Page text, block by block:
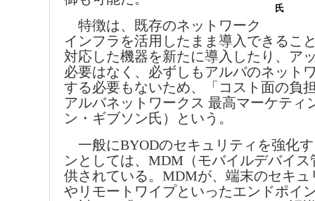
氏
特徴は、既存のネットワーク
インフラを活用したまま導入できるこ
対応した機器を新たに導入したり、ア
必要はなく、必ずしもアルバのネット
する必要もないため、「コスト面の負
アルバネットワークス 最高マーケティ
ン・ギブソン氏）という。
一般にBYODのセキュリティを強化
ンとしては、MDM（モバイルデバイス
供されている。MDMが、端末のセキュ
やリモートワイプといったエンドポイ